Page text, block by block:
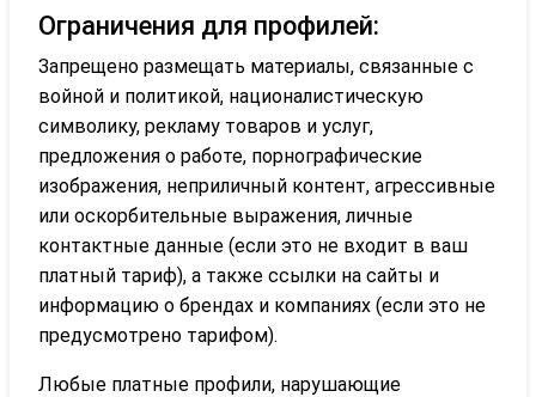
Ограничения для профилей:
Запрещено размещать материалы, связанные с
войной и политикой, националистическую
символику, рекламу товаров и услуг,
предложения о работе, порнографические
изображения, неприличный контент, агрессивные
или оскорбительные выражения, личные
контактные данные (если это не входит в ваш
платный тариф), а также ссылки на сайты и
информацию о брендах и компаниях (если это не
предусмотрено тарифом).
Любые платные профили, нарушающие